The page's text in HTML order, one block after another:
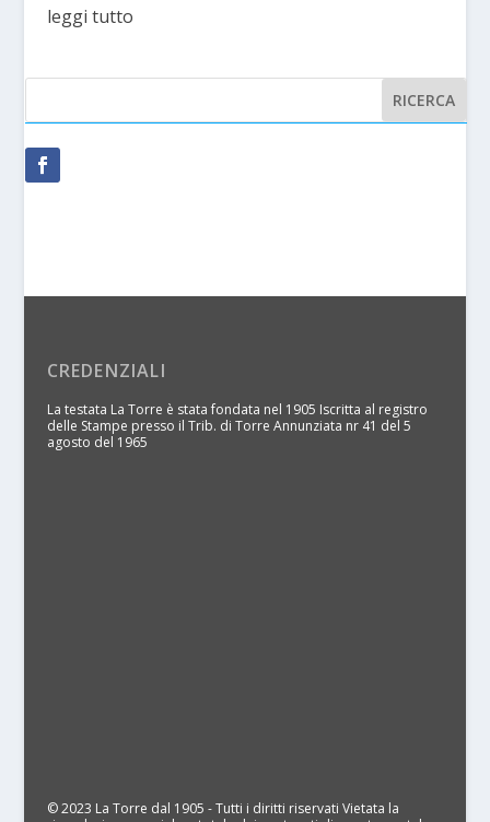
leggi tutto
CREDENZIALI
La testata La Torre è stata fondata nel 1905 Iscritta al registro
delle Stampe presso il Trib. di Torre Annunziata nr 41 del 5
agosto del 1965
© 2023 La Torre dal 1905 - Tutti i diritti riservati Vietata la